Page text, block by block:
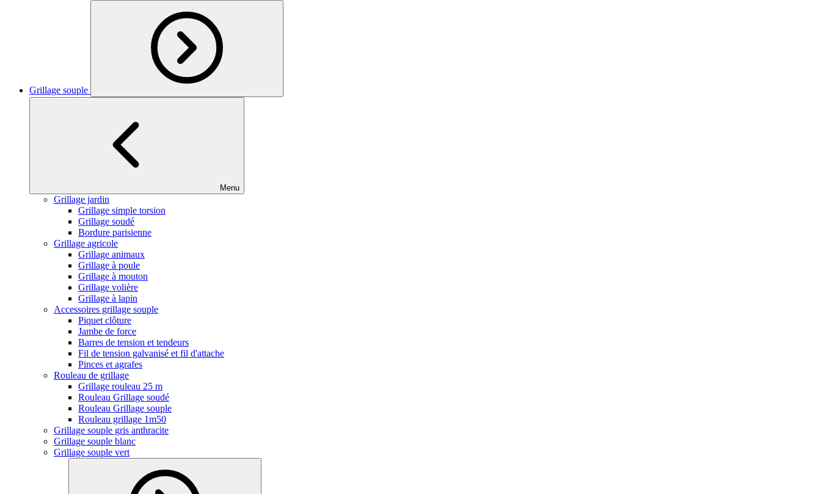
Grillage souple
Menu
Grillage jardin
Grillage simple torsion
Grillage soudé
Bordure parisienne
Grillage agricole
Grillage animaux
Grillage à poule
Grillage à mouton
Grillage volière
Grillage à lapin
Accessoires grillage souple
Piquet clôture
Jambe de force
Barres de tension et tendeurs
Fil de tension galvanisé et fil d'attache
Pinces et agrafes
Rouleau de grillage
Grillage rouleau 25 m
Rouleau Grillage soudé
Rouleau Grillage souple
Rouleau grillage 1m50
Grillage souple gris anthracite
Grillage souple blanc
Grillage souple vert